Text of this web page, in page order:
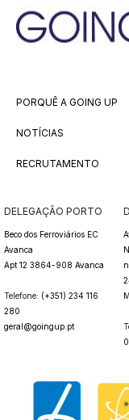
PORQUÊ A GOING UP
NOTÍCIAS
RECRUTAMENTO
DELEGAÇÃO PORTO
Beco dos Ferroviários EC
Avanca
Apt 12 3864-908 Avanca
Telefone: (+351) 234 116
280
geral@goingup.pt